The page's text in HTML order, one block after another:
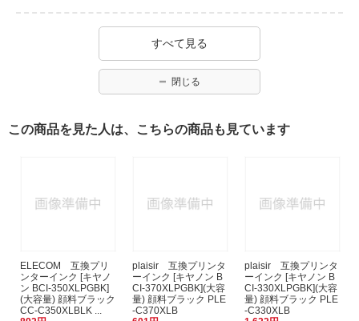
すべて見る
閉じる
この商品を見た人は、こちらの商品も見ています
ELECOM 互換プリ
ンターインク [キヤノ
ン BCI-350XLPGBK]
(大容量) 顔料ブラック
CC-C350XLBLK ...
plaisir 互換プリンタ
ーインク [キヤノン B
CI-370XLPGBK](大容
量) 顔料ブラック PLE
-C370XLB
plaisir 互換プリンタ
ーインク [キヤノン B
CI-330XLPGBK](大容
量) 顔料ブラック PLE
-C330XLB